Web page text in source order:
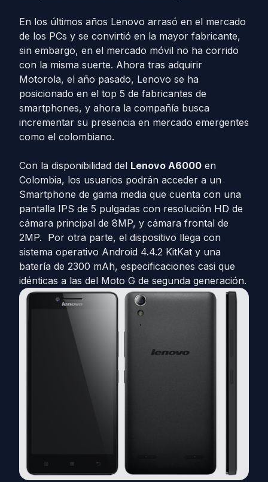
En los últimos años Lenovo arrasó en el mercado
de los PCs y se convirtió en la mayor fabricante,
sin embargo, en el mercado móvil no ha corrido
con la misma suerte. Ahora tras adquirir
Motorola, el año pasado, Lenovo se ha
posicionado en el top 5 de fabricantes de
smartphones, y ahora la compañía busca
incrementar su presencia en mercado emergentes
como el colombiano.
Con la disponibilidad del Lenovo A6000 en
Colombia, los usuarios podrán acceder a un
Smartphone de gama media que cuenta con una
pantalla IPS de 5 pulgadas con resolución HD de
cámara principal de 8MP, y cámara frontal de
2MP. Por otra parte, el dispositivo llega con
sistema operativo Android 4.4.2 KitKat y una
batería de 2300 mAh, especificaciones casi que
idénticas a las del Moto G de segunda generación.